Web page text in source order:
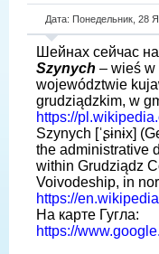
Дата: Понедельник, 28
Шейнах сейчас
Szynych – wieś w
województwie
grudziądzkim, w
https://
Szynych [ˈʂɨnɨx]
the administrative
within Grudziądz
Voivodeship, in
https://
На карте Гугла:
https://